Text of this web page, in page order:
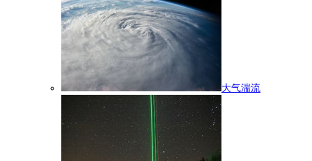
大气湍流